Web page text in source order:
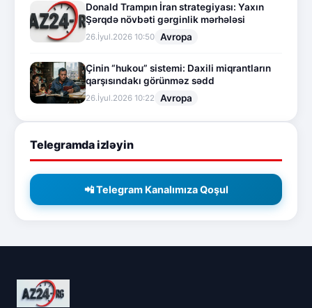
Donald Trampın İran strategiyası: Yaxın
Şərqdə növbəti gərginlik mərhələsi
26.İyul.2026 10:50 Avropa
Çinin “hukou” sistemi: Daxili miqrantların
qarşısındakı görünməz sədd
26.İyul.2026 10:22 Avropa
Telegramda izləyin
📲 Telegram Kanalımıza Qoşul